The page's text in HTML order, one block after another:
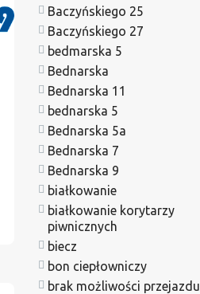
Baczyńskiego 25
Baczyńskiego 27
bedmarska 5
Bednarska
Bednarska 11
bednarska 5
Bednarska 5a
Bednarska 7
Bednarska 9
białkowanie
białkowanie korytarzy
piwnicznych
biecz
bon ciepłowniczy
brak możliwości przejazdu